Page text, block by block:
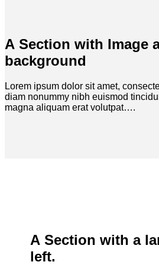
A Section with Image
background
Lorem ipsum dolor sit amet,
diam nonummy nibh euismod
magna aliquam erat volutpat….
A Section with a
left.